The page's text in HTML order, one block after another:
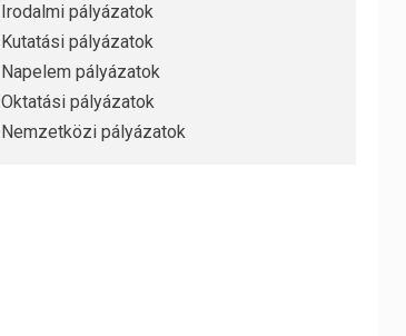
Irodalmi pályázatok
Kutatási pályázatok
Napelem pályázatok
Oktatási pályázatok
Nemzetközi pályázatok